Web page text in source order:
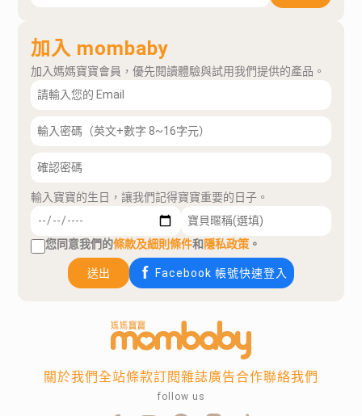
加入 mombaby
加入媽媽寶寶會員，優先閱讀體驗與試用我們提供的產品。
輸入寶寶的生日，讓我們記得寶寶重要的日子。
您同意我們的條款及細則條件和隱私政策 。
送出 Facebook 帳號快速登入
關於我們全站條款訂閱雜誌廣告合作聯絡我們
follow us